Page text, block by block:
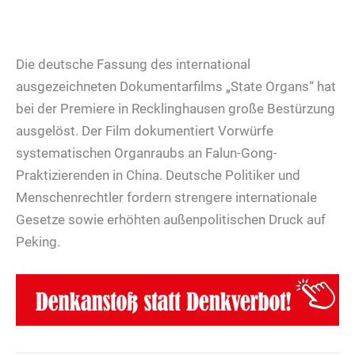
Die deutsche Fassung des international
ausgezeichneten Dokumentarfilms „State Organs“ hat
bei der Premiere in Recklinghausen große Bestürzung
ausgelöst. Der Film dokumentiert Vorwürfe
systematischen Organraubs an Falun-Gong-
Praktizierenden in China. Deutsche Politiker und
Menschenrechtler fordern strengere internationale
Gesetze sowie erhöhten außenpolitischen Druck auf
Peking.